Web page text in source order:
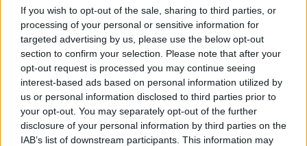
If you wish to opt-out of the sale, sharing to third parties, or
processing of your personal or sensitive information for
targeted advertising by us, please use the below opt-out
section to confirm your selection. Please note that after your
opt-out request is processed you may continue seeing
interest-based ads based on personal information utilized by
us or personal information disclosed to third parties prior to
your opt-out. You may separately opt-out of the further
disclosure of your personal information by third parties on the
IAB’s list of downstream participants. This information may
TRENDING